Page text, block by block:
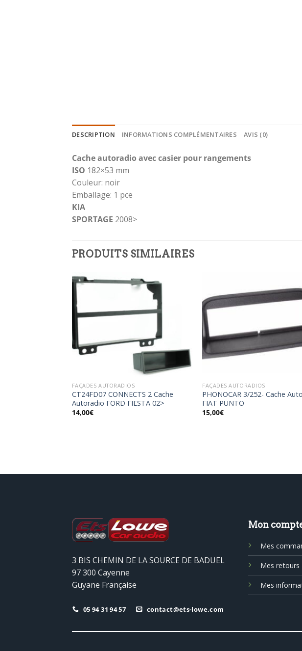
DESCRIPTION INFORMATIONS COMPLÉMENTAIRES AVIS (0)
Cache autoradio avec casier pour rangements
ISO 182×53 mm
Couleur: noir
Emballage: 1 pce
KIA
SPORTAGE 2008>
PRODUITS SIMILAIRES
FAÇADES AUTORADIOS
CT24FD07 CONNECTS 2 Cache
Autoradio FORD FIESTA 02>
14,00€
FAÇADES AUTORADIOS
PHONOCAR 3/252- Cache
FIAT PUNTO
15,00€
3 BIS CHEMIN DE LA SOURCE DE BADUEL
97 300 Cayenne
Guyane Française
05 94 31 94 57 contact@ets-lowe.com
Mon
Mes
Mes retours
Mes